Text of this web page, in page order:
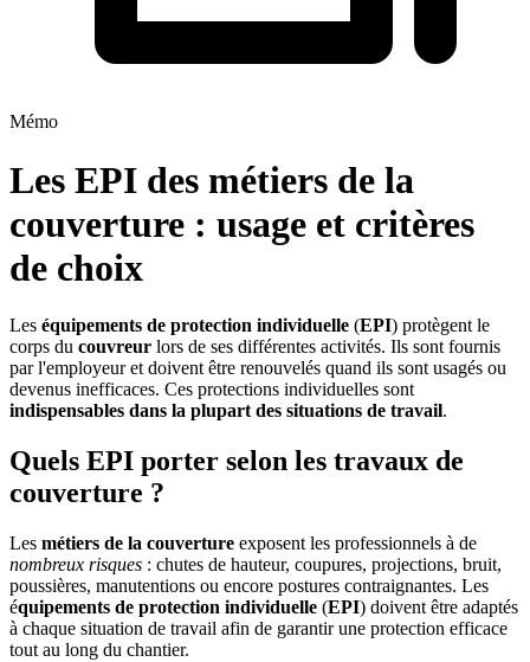
Mémo
Les EPI des métiers de la
couverture : usage et critères
de choix
Les équipements de protection individuelle (EPI) protègent le
corps du couvreur lors de ses différentes activités. Ils sont fournis
par l'employeur et doivent être renouvelés quand ils sont usagés ou
devenus inefficaces. Ces protections individuelles sont
indispensables dans la plupart des situations de travail.
Quels EPI porter selon les travaux de
couverture ?
Les métiers de la couverture exposent les professionnels à de
nombreux risques : chutes de hauteur, coupures, projections, bruit,
poussières, manutentions ou encore postures contraignantes. Les
équipements de protection individuelle (EPI) doivent être adaptés
à chaque situation de travail afin de garantir une protection efficace
tout au long du chantier.